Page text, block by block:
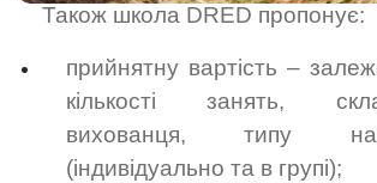
Також школа DRED пропонує:
прийнятну вартість –
кількості занять,
вихованця, типу
(індивідуально та в групі);